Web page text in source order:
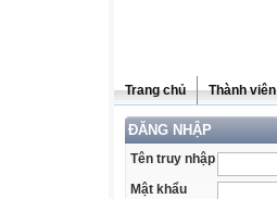
Trang chủ Thành viên
ĐĂNG NHẬP
Tên truy nhập
Mật khẩu